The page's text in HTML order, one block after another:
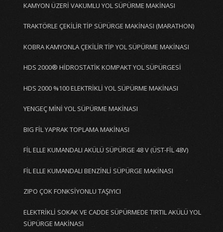
KAMYON ÜZERİ VAKUMLU YOL SÜPÜRME MAKİNASI
TRAKTÖRLE ÇEKİLİR TİP SÜPÜRGE MAKİNASI (MARATHON)
KOBRA KAMYONLA ÇEKİLİR TİP YOL SÜPÜRME MAKİNASI
HDS 2000® HİDROSTATİK KOMPAKT YOL SÜPÜRGESİ
HDS 2000 %100 ELEKTRİKLİ YOL SÜPÜRME MAKİNASI
YENGEÇ MİNİ YOL SÜPÜRME MAKİNASI
BIG FİL YAPRAK TOPLAMA MAKİNASI
FİL ELLE KUMANDALI AKÜLÜ SÜPÜRGE 48 V (ÜST-FİL 48V)
FİL ELLE KUMANDALI BENZİNLİ SÜPÜRGE MAKİNASI
ZIPO ÇOK FONKSİYONLU TAŞIYICI
ELEKTRİKLİ SOKAK VE CADDE SÜPÜRMEDE TIRTIL AKÜLÜ YOL
SÜPÜRGE MAKİNASI